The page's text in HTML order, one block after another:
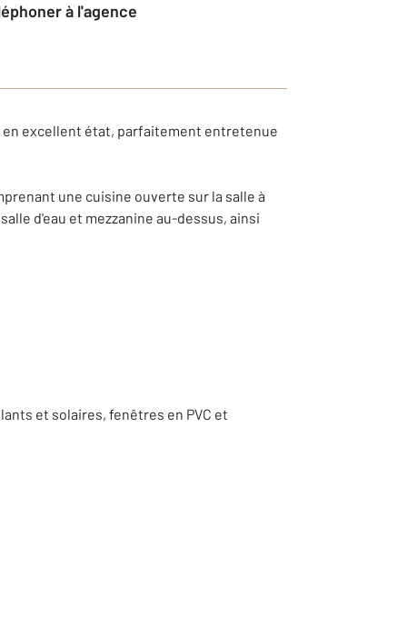
à l'agence
en excellent état, parfaitement entretenue
une cuisine ouverte sur la salle à
d'eau et mezzanine au-dessus, ainsi
et solaires, fenêtres en PVC et